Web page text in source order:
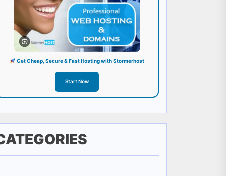
Get Cheap, Secure & Fast Hosting with Stormerhost
Start Now